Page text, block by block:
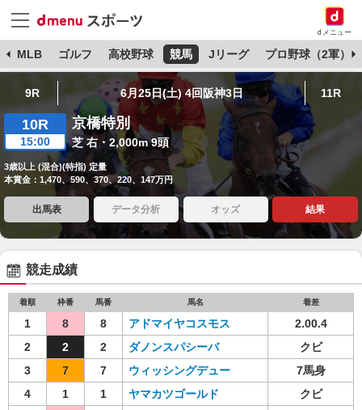
dメニュー
MLB ゴルフ 高校野球 競馬 Jリーグ プロ野球（2軍）
9R 6月25日(土) 4回阪神3日 11R
10R
15:00
京橋特別
芝 右・2,000m 9頭
3歳以上 (混合)(特指) 定量
本賞金：1,470、590、370、220、147万円
出馬表 データ分析 オッズ 結果
競走成績
着順 枠番 馬番 馬名 着差
1 8 8 アドマイヤコスモス
2.00.4
2
2 2 ダノンスパシーバ
クビ
3
7 7 ウィッシングデュー
7馬身
4
1 1 ヤマカツゴールド
クビ